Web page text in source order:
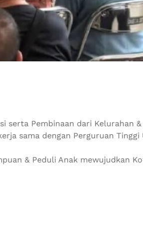
serta Pembinaan dari Kelurahan
sama dengan Perguruan Tinggi
& Peduli Anak mewujudkan